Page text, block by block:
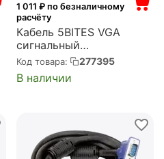
1 011 ₽ по безналичному
расчёту
Кабель 5BITES VGA
сигнальный
HD15M/HD15M,
ферр.кольца, 15м. (APC-
133-150)
Код товара: 277395
В наличии